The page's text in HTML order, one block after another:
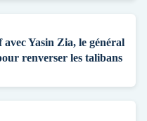
Yasin Zia, le général
renverser les talibans